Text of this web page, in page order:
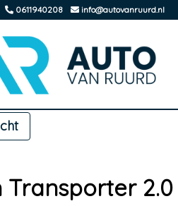
0611940208 info@autovanruurd.nl
2.0